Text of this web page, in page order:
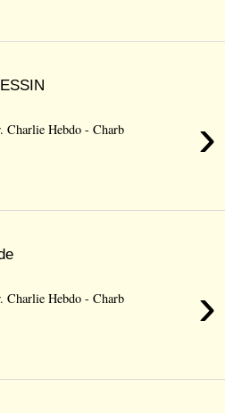
›
Charlie Hebdo - Charb
›
Charlie Hebdo - Charb